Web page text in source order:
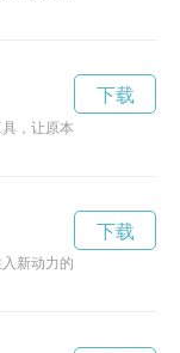
，让原本稳定的婚姻关系
下载
新动力的计划，通过促
下载